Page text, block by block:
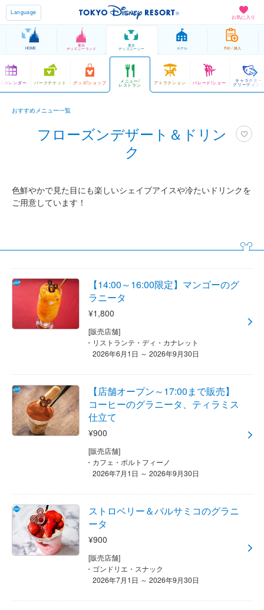
お気に入り
Language
HOME
東京
ディズニーランド
東京
ディズニーシー ホテル 予約 / 購入
カレンダー パークチケット グッズ/ショップ メニュー/
レストラン アトラクション パレード/ショー キャラクター
グリーティング
おすすめメニュー一覧
フローズンデザート＆ドリン
ク
色鮮やかで見た目にも楽しいシェイブアイスや冷たいドリンクを
ご用意しています！
【14:00～16:00限定】マンゴーのグ
ラニータ
¥1,800
[販売店舗]
リストランテ・ディ・カナレット
2026年6月1日 ～ 2026年9月30日
【店舗オープン～17:00まで販売】
コーヒーのグラニータ、ティラミス
仕立て
¥900
[販売店舗]
カフェ・ポルトフィーノ
2026年7月1日 ～ 2026年9月30日
ストロベリー＆バルサミコのグラニ
ータ
¥900
[販売店舗]
ゴンドリエ・スナック
2026年7月1日 ～ 2026年9月30日